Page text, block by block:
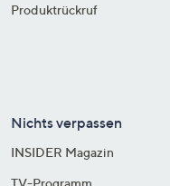
Produktrückruf
Nichts verpassen
INSIDER Magazin
TV-Programm